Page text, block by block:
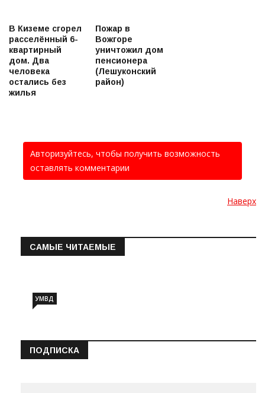
В Киземе сгорел
расселённый 6-
квартирный
дом. Два
человека
остались без
жилья
Пожар в
Вожгоре
уничтожил дом
пенсионера
(Лешуконский
район)
Авторизуйтесь, чтобы получить возможность
оставлять комментарии
Наверх
САМЫЕ ЧИТАЕМЫЕ
УМВД
ПОДПИСКА